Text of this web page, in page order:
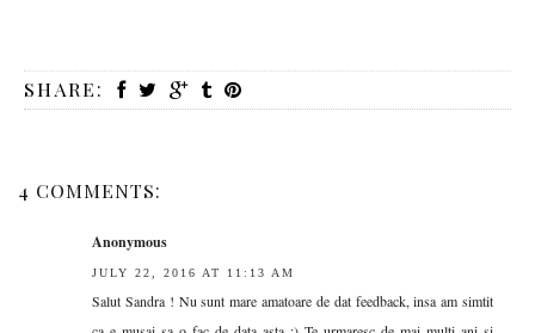
SHARE:
4 COMMENTS:
Anonymous
JULY 22, 2016 AT 11:13 AM
Salut Sandra ! Nu sunt mare amatoare de dat feedback, insa am simtit